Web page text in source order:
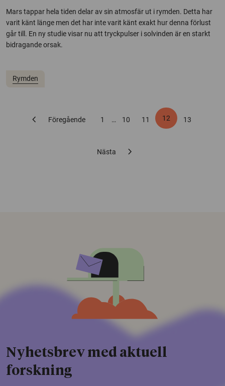
Mars tappar hela tiden delar av sin atmosfär ut i rymden. Detta har
varit känt länge men det har inte varit känt exakt hur denna förlust
går till. En ny studie visar nu att tryckpulser i solvinden är en starkt
bidragande orsak.
Rymden
chevron_left Föregående 1 … 10 11 12 13
Nästa chevron_right
Nyhetsbrev med aktuell
forskning